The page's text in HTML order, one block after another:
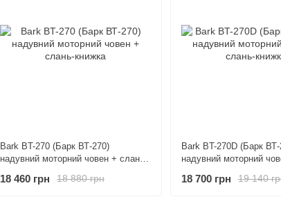
Bark BT-270 (Барк ВТ-270)
надувний моторний човен + слань-
18 880 грн
18 460 грн
Bark BT-270D (Барк
надувний моторний
19 140
18 700 грн